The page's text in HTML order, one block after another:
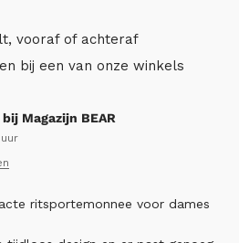
vooraf of achteraf
bij een van onze winkels
Magazijn BEAR
ritsportemonnee voor dames